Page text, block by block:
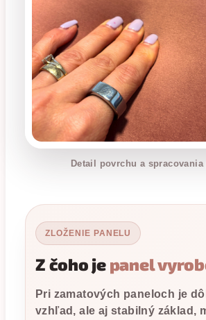
Detail povrchu a spracovania
ZLOŽENIE PANELU
Z čoho je panel
Pri zamatových paneloch je
vzhľad, ale aj stabilný základ,